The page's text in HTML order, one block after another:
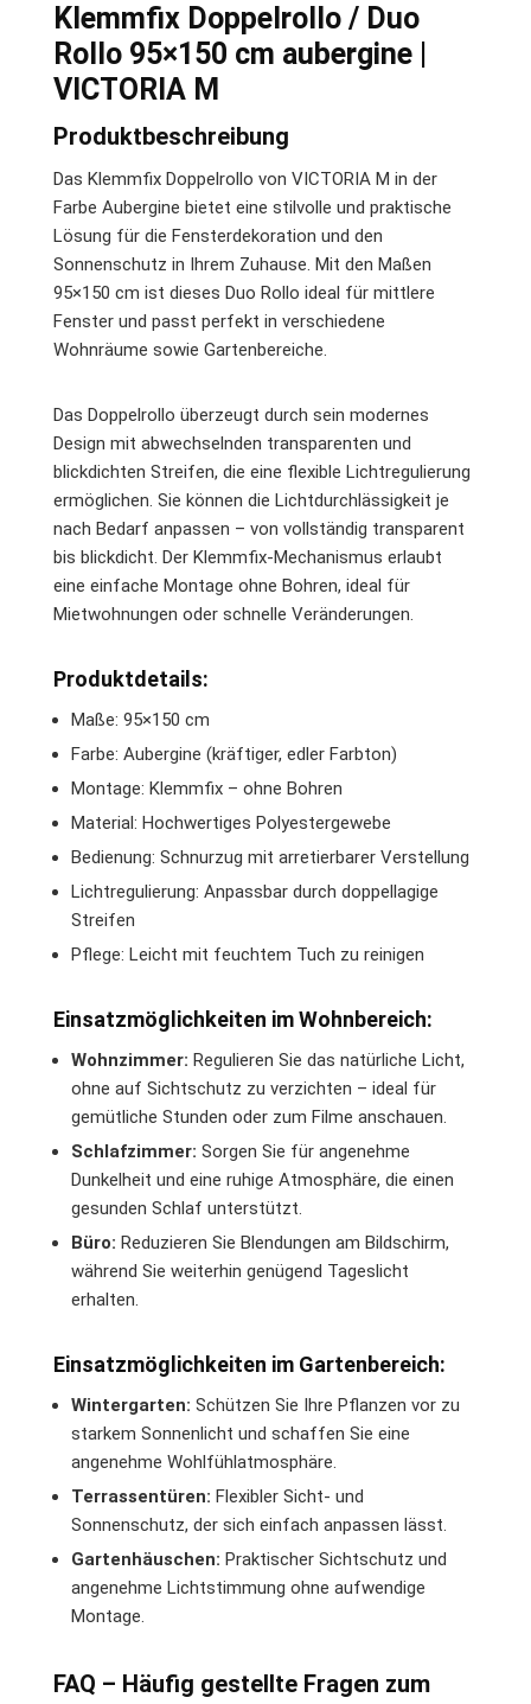
Klemmfix Doppelrollo / Duo
Rollo 95×150 cm aubergine |
VICTORIA M
Produktbeschreibung
Das Klemmfix Doppelrollo von VICTORIA M in der
Farbe Aubergine bietet eine stilvolle und praktische
Lösung für die Fensterdekoration und den
Sonnenschutz in Ihrem Zuhause. Mit den Maßen
95×150 cm ist dieses Duo Rollo ideal für mittlere
Fenster und passt perfekt in verschiedene
Wohnräume sowie Gartenbereiche.
Das Doppelrollo überzeugt durch sein modernes
Design mit abwechselnden transparenten und
blickdichten Streifen, die eine flexible Lichtregulierung
ermöglichen. Sie können die Lichtdurchlässigkeit je
nach Bedarf anpassen – von vollständig transparent
bis blickdicht. Der Klemmfix-Mechanismus erlaubt
eine einfache Montage ohne Bohren, ideal für
Mietwohnungen oder schnelle Veränderungen.
Produktdetails:
Maße: 95×150 cm
Farbe: Aubergine (kräftiger, edler Farbton)
Montage: Klemmfix – ohne Bohren
Material: Hochwertiges Polyestergewebe
Bedienung: Schnurzug mit arretierbarer Verstellung
Lichtregulierung: Anpassbar durch doppellagige
Streifen
Pflege: Leicht mit feuchtem Tuch zu reinigen
Einsatzmöglichkeiten im Wohnbereich:
Wohnzimmer: Regulieren Sie das natürliche Licht,
ohne auf Sichtschutz zu verzichten – ideal für
gemütliche Stunden oder zum Filme anschauen.
Schlafzimmer: Sorgen Sie für angenehme
Dunkelheit und eine ruhige Atmosphäre, die einen
gesunden Schlaf unterstützt.
Büro: Reduzieren Sie Blendungen am Bildschirm,
während Sie weiterhin genügend Tageslicht
erhalten.
Einsatzmöglichkeiten im Gartenbereich:
Wintergarten: Schützen Sie Ihre Pflanzen vor zu
starkem Sonnenlicht und schaffen Sie eine
angenehme Wohlfühlatmosphäre.
Terrassentüren: Flexibler Sicht- und
Sonnenschutz, der sich einfach anpassen lässt.
Gartenhäuschen: Praktischer Sichtschutz und
angenehme Lichtstimmung ohne aufwendige
Montage.
FAQ – Häufig gestellte Fragen zum